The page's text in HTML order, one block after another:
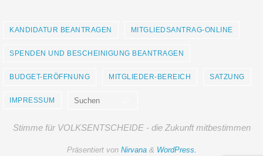
KANDIDATUR BEANTRAGEN MITGLIEDSANTRAG-ONLINE
SPENDEN UND BESCHEINIGUNG BEANTRAGEN
BUDGET-ERÖFFNUNG MITGLIEDER-BEREICH SATZUNG
IMPRESSUM
Stimme für VOLKSENTSCHEIDE - die Zukunft mitbestimmen
Präsentiert von Nirvana& WordPress.